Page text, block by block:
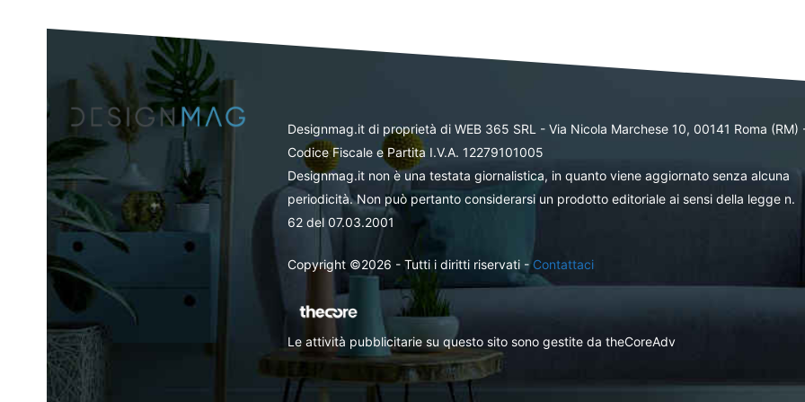
Designmag.it di proprietà di WEB 365 SRL - Via Nicola Marchese 10, 00141 Roma (RM)
Codice Fiscale e Partita I.V.A. 12279101005
Designmag.it non è una testata giornalistica, in quanto viene aggiornato senza alcuna
periodicità. Non può pertanto considerarsi un prodotto editoriale ai sensi della legge n.
62 del 07.03.2001
Copyright ©2026 - Tutti i diritti riservati -Contattaci
Le attività pubblicitarie su questo sito sono gestite da theCoreAdv